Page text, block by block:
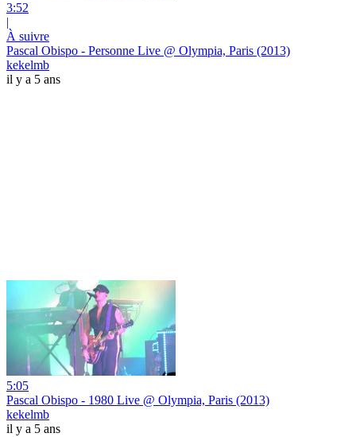
3:52
|
À suivre
Pascal Obispo - Personne Live @ Olympia, Paris (2013)
kekelmb
il y a 5 ans
5:05
Pascal Obispo - 1980 Live @ Olympia, Paris (2013)
kekelmb
il y a 5 ans